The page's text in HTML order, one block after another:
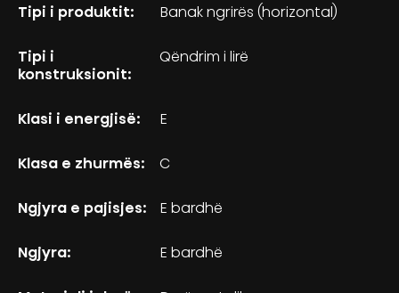
Tipi i produktit: Banak ngrirës (horizontal)
Tipi i
konstruksionit:
Qëndrim i lirë
Klasi i energjisë: E
Klasa e zhurmës: C
Ngjyra e pajisjes: E bardhë
Ngjyra: E bardhë